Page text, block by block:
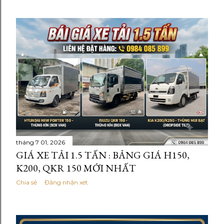
tháng 7 01, 2026
GIÁ XE TẢI 1.5 TẤN : BẢNG GIÁ H150,
K200, QKR 150 MỚI NHẤT
Chia sẻ Đăng nhận xét